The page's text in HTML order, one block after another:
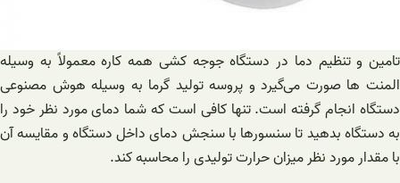
تامین و تنظیم دما در دستگاه جوجه کشی همه کاره معمولاً به وسیله
المنت ها صورت می‌گیرد و پروسه تولید گرما به وسیله هوش مصنوعی
دستگاه انجام گرفته است. تنها کافی است که شما دمای مورد نظر خود را
به دستگاه بدهید تا سنسورها با سنجش دمای داخل دستگاه و مقایسه آن
با مقدار مورد نظر میزان حرارت تولیدی را محاسبه کند.